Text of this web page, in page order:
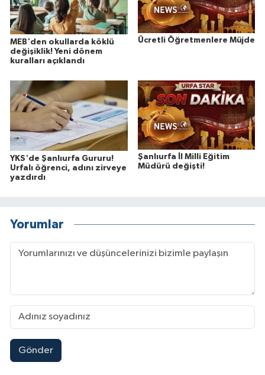
MEB'den okullarda köklü
değişiklik! Yeni dönem
kuralları açıklandı
Ücretli Öğretmenlere Müjde
YKS'de Şanlıurfa Gururu!
Urfalı öğrenci, adını zirveye
yazdırdı
Şanlıurfa İl Milli Eğitim
Müdürü değişti!
Yorumlar
Gönder